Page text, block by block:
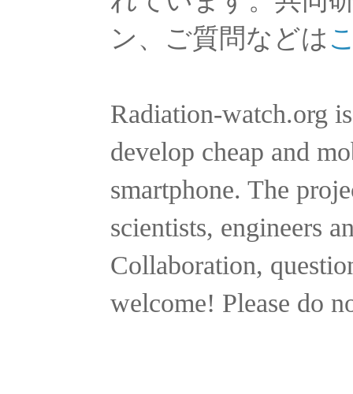
ン、ご質問などは
Radiation-watch.org
develop cheap and
smartphone. The
scientists, engineers
Collaboration,
welcome! Please do